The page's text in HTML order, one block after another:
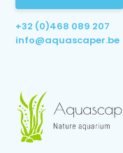
+32 (0)468 089 207
info@aquascaper.be